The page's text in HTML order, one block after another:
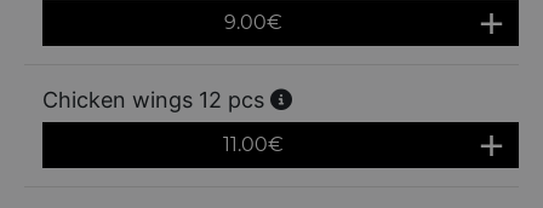
9.00€
Chicken wings 12 pcs
11.00€